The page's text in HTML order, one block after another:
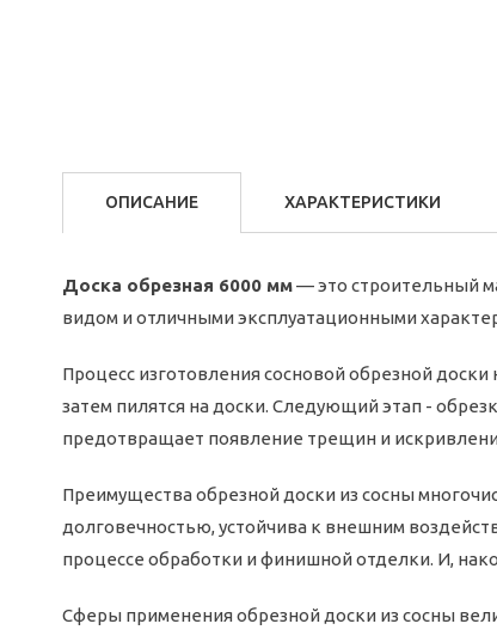
ОПИСАНИЕ ХАРАКТЕРИСТИКИ
Доска обрезная 6000 мм— это строительный
видом и отличными эксплуатационными
Процесс изготовления сосновой обрезной
затем пилятся на доски. Следующий этап -
предотвращает появление трещин и
Преимущества обрезной доски из сосны
долговечностью, устойчива к внешним
процессе обработки и финишной отделки. И,
Сферы применения обрезной доски из сосны